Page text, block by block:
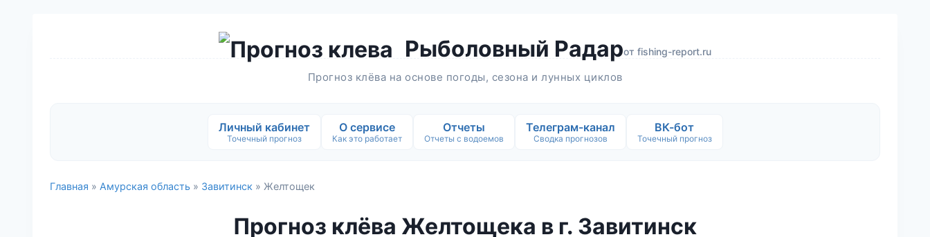
Рыболовный Радарот fishing-report.ru
Прогноз клёва на основе погоды, сезона и лунных циклов
Личный кабинет
Точечный прогноз
О сервисе
Как это работает
Отчеты
Отчеты с водоемов
Телеграм-канал
Сводка прогнозов
ВК-бот
Точечный прогноз
Главная » Амурская область » Завитинск » Желтощек
Прогноз клёва Желтощека в г. Завитинск